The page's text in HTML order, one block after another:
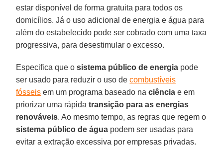
estar disponível de forma gratuita para todos os
domicílios. Já o uso adicional de energia e água para
além do estabelecido pode ser cobrado com uma taxa
progressiva, para desestimular o excesso.
Especifica que osistema público de energia pode
ser usado para reduzir o uso decombustíveis
fósseis em um programa baseado naciência e em
priorizar uma rápidatransição para as energias
renováveis. Ao mesmo tempo, as regras que regem o
sistema público de água podem ser usadas para
evitar a extração excessiva por empresas privadas.